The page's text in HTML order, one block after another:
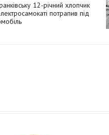
12-річний хлопчик
потрапив під